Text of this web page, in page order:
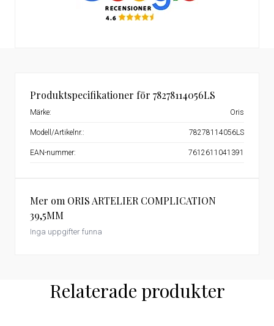
Mer om ORIS ARTELIER COMPLICATION
39,5MM
Inga uppgifter funna
Produktspecifikationer för 78278114056LS
Märke: Oris
Modell/Artikelnr.: 78278114056LS
EAN-nummer: 7612611041391
Relaterade produkter